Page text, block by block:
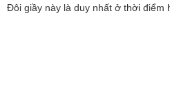
Đôi giầy này là duy nhất ở thời điểm